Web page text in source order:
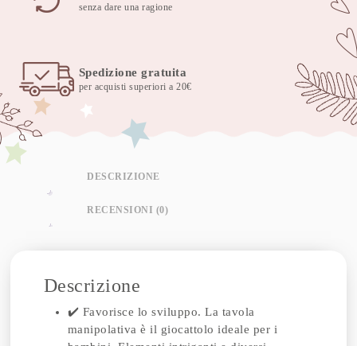
senza dare una ragione
Spedizione gratuita
per acquisti superiori a 20€
DESCRIZIONE
RECENSIONI (0)
Descrizione
✔️ Favorisce lo sviluppo. La tavola
manipolativa è il giocattolo ideale per i